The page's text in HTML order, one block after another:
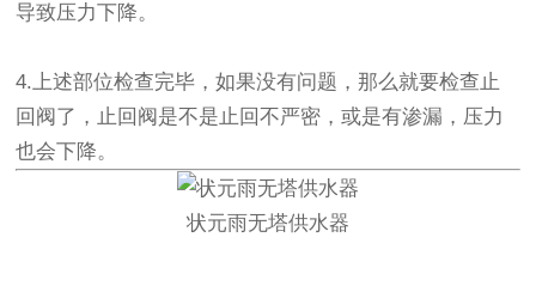
导致压力下降。
4.上述部位检查完毕，如果没有问题，那么就要检查止
回阀了，止回阀是不是止回不严密，或是有渗漏，压力
也会下降。
状元雨无塔供水器